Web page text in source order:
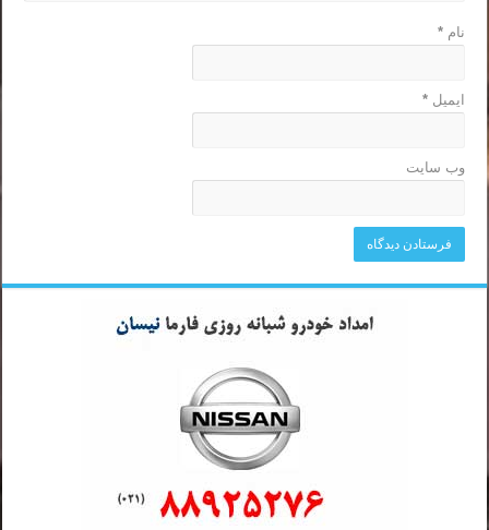
نام*
ایمیل*
وب‌ سایت